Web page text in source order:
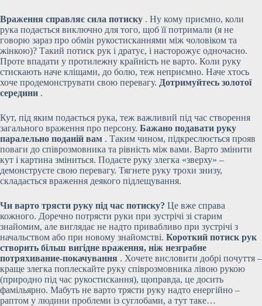
Враження справляє сила потиску . Ну кому приємно, коли
рука подається виключно для того, щоб її потримали (я не
говорю зараз про обмін рукостисканнями між чоловіком та
жінкою)? Такий потиск рук і дратує, і насторожує одночасно.
Проте впадати у протилежну крайність не варто. Коли руку
стискають наче кліщами, до болю, теж неприємно. Наче хтось
хоче продемонструвати свою перевагу. Дотримуйтесь золотої
середини .
Кут, під яким подається рука, теж важливий під час створення
загального враження про персону. Бажано подавати руку
паралельно поданій вам . Таким чином, підкреслюється прояв
поваги до співрозмовника та рівність між вами. Варто змінити
кут і картина зміниться. Подаєте руку злегка «зверху» –
демонструєте свою перевагу. Тягнете руку трохи знизу,
складається враження деякого підлещування.
Чи варто трясти руку під час потиску? Це вже справа
кожного. Доречно потрясти руки при зустрічі зі старим
знайомим, але виглядає не надто привабливо при зустрічі з
начальством або при новому знайомстві. Короткий потиск рук
створить більш вигідне враження, ніж незграбне
потряхивание-покачування . Хочете висловити добрі почуття –
краще злегка поплескайте руку співрозмовника лівою рукою
(природно під час рукостискання), щоправда, це досить
фамільярно. Мабуть не варто трясти руку надто енергійно –
раптом у людини проблеми із суглобами, а тут таке…